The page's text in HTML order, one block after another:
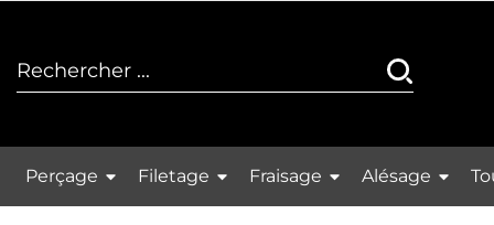
Perçage Filetage Fraisage Alésage